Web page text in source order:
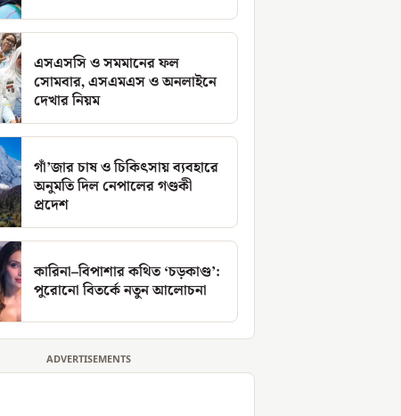
এসএসসি ও সমমানের ফল
সোমবার, এসএমএস ও অনলাইনে
দেখার নিয়ম
গাঁ’জার চাষ ও চিকিৎসায় ব্যবহারে
অনুমতি দিল নেপালের গণ্ডকী
প্রদেশ
কারিনা–বিপাশার কথিত ‘চড়কাণ্ড’:
পুরোনো বিতর্কে নতুন আলোচনা
ADVERTISEMENTS